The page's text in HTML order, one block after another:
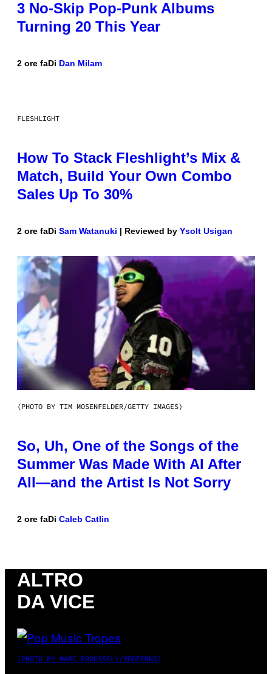
3 No-Skip Pop-Punk Albums
Turning 20 This Year
2 ore faDi Dan Milam
FLESHLIGHT
How To Stack Fleshlight’s Mix &
Match, Build Your Own Combo
Sales Up To 30%
2 ore faDi Sam Watanuki | Reviewed by Ysolt Usigan
(PHOTO BY TIM MOSENFELDER/GETTY IMAGES)
So, Uh, One of the Songs of the
Summer Was Made With AI After
All—and the Artist Is Not Sorry
2 ore faDi Caleb Catlin
ALTRO
DA VICE
(PHOTO BY MARC BROUSSELY/REDFERNS)